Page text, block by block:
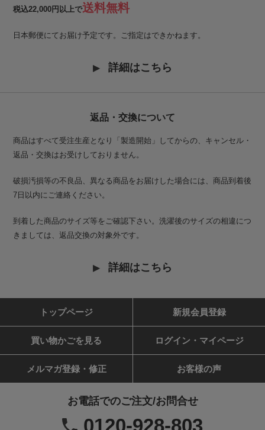
税込22,000円以上で送料無料
日本郵便にてお届け予定です。ご指定はできかねます。
詳細はこちら
返品・交換について
商品はすべて受注生産となり「製造開始」してからの、キャンセル・
返品・交換はお受けしておりません。
破損汚損等の不良品、異なる商品をお届けした場合には、商品到着後
7日以内にご連絡ください。
到着した商品のサイズ等をご確認下さい。洗濯後のサイズの相違につ
きましては、返品交換の対象外です。
詳細はこちら
トップページ 新規会員登録
買い物かごを見る ログイン・マイページ
メルマガ登録・修正 お客様の声
お電話でのご注文/お問合せ
0120-928-803